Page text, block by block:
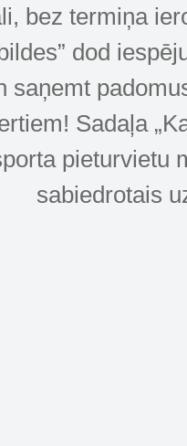
bez termiņa
dod
saņemt
Sadaļa
pieturvietu
sabiedrotais